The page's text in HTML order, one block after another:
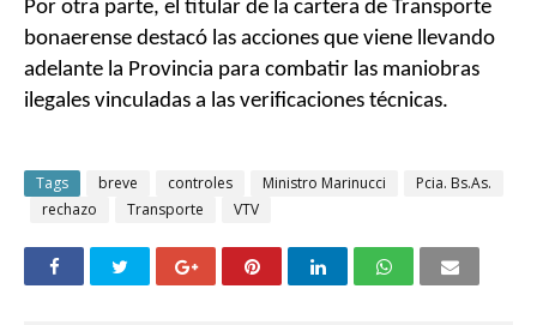
Por otra parte, el titular de la cartera de Transporte
bonaerense destacó las acciones que viene llevando
adelante la Provincia para combatir las maniobras
ilegales vinculadas a las verificaciones técnicas.
Tags breve controles Ministro Marinucci
Pcia. Bs.As.
rechazo
Transporte VTV